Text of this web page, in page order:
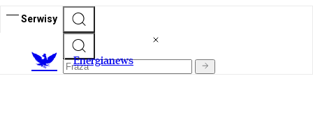
Serwisy
Energianews